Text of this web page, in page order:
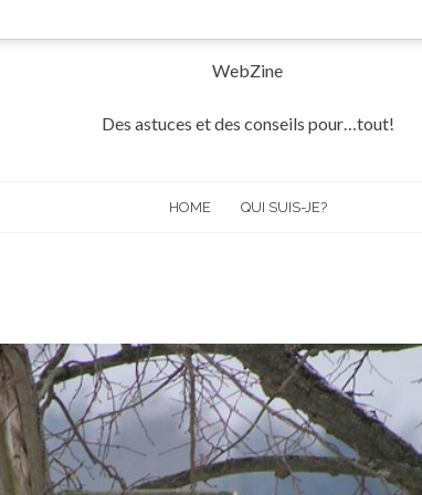
WebZine
Des astuces et des conseils pour…tout!
HOME QUI SUIS-JE?